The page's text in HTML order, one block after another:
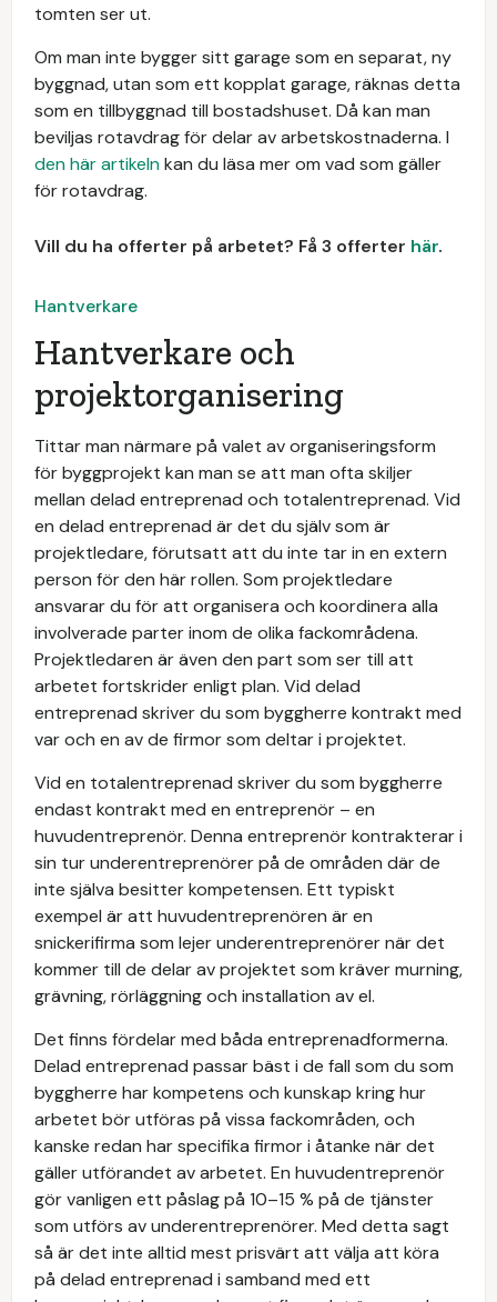
tomten ser ut.
Om man inte bygger sitt garage som en separat, ny
byggnad, utan som ett kopplat garage, räknas detta
som en tillbyggnad till bostadshuset. Då kan man
beviljas rotavdrag för delar av arbetskostnaderna. I
den här artikelnkan du läsa mer om vad som gäller
för rotavdrag.
Vill du ha offerter på arbetet? Få 3 offerter här.
Hantverkare
Hantverkare och
projektorganisering
Tittar man närmare på valet av organiseringsform
för byggprojekt kan man se att man ofta skiljer
mellan delad entreprenad och totalentreprenad. Vid
en delad entreprenad är det du själv som är
projektledare, förutsatt att du inte tar in en extern
person för den här rollen. Som projektledare
ansvarar du för att organisera och koordinera alla
involverade parter inom de olika fackområdena.
Projektledaren är även den part som ser till att
arbetet fortskrider enligt plan. Vid delad
entreprenad skriver du som byggherre kontrakt med
var och en av de firmor som deltar i projektet.
Vid en totalentreprenad skriver du som byggherre
endast kontrakt med en entreprenör – en
huvudentreprenör. Denna entreprenör kontrakterar i
sin tur underentreprenörer på de områden där de
inte själva besitter kompetensen. Ett typiskt
exempel är att huvudentreprenören är en
snickerifirma som lejer underentreprenörer när det
kommer till de delar av projektet som kräver murning,
grävning, rörläggning och installation av el.
Det finns fördelar med båda entreprenadformerna.
Delad entreprenad passar bäst i de fall som du som
byggherre har kompetens och kunskap kring hur
arbetet bör utföras på vissa fackområden, och
kanske redan har specifika firmor i åtanke när det
gäller utförandet av arbetet. En huvudentreprenör
gör vanligen ett påslag på 10–15 % på de tjänster
som utförs av underentreprenörer. Med detta sagt
så är det inte alltid mest prisvärt att välja att köra
på delad entreprenad i samband med ett